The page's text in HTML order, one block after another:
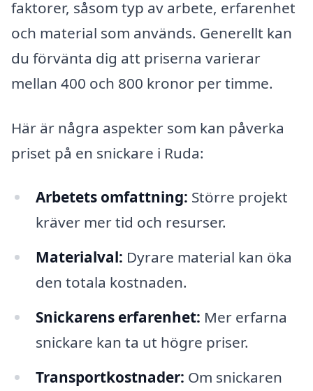
faktorer, såsom typ av arbete, erfarenhet
och material som används. Generellt kan
du förvänta dig att priserna varierar
mellan 400 och 800 kronor per timme.
Här är några aspekter som kan påverka
priset på en snickare i Ruda:
Arbetets omfattning: Större projekt
kräver mer tid och resurser.
Materialval: Dyrare material kan öka
den totala kostnaden.
Snickarens erfarenhet: Mer erfarna
snickare kan ta ut högre priser.
Transportkostnader: Om snickaren